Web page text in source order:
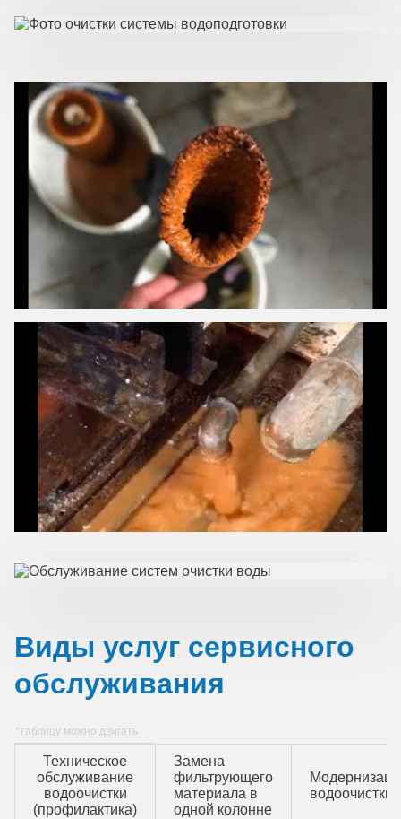
Виды услуг сервисного
обслуживания
Техническое
обслуживание
водоочистки
(профилактика)
Замена
фильтрующего
материала в
одной колонне
водоочистки